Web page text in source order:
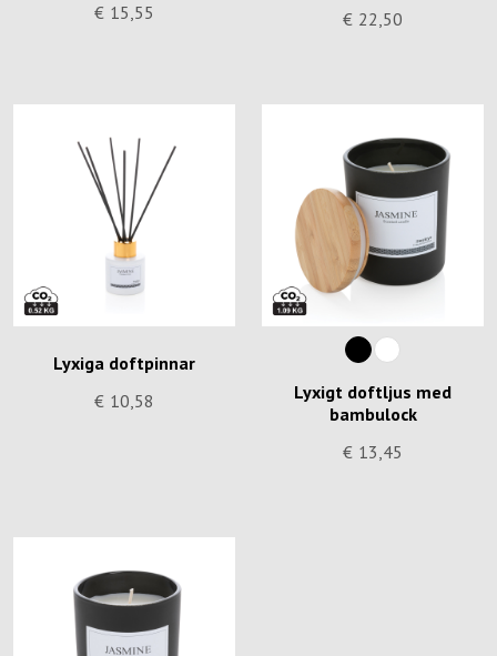
€ 15,55
€ 22,50
Lyxiga doftpinnar
€ 10,58
Lyxigt doftljus med
bambulock
€ 13,45